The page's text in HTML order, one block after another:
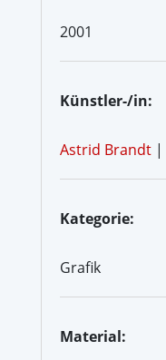
2001
Künstler-/in:
Astrid Brandt |
Kategorie:
Grafik
Material: